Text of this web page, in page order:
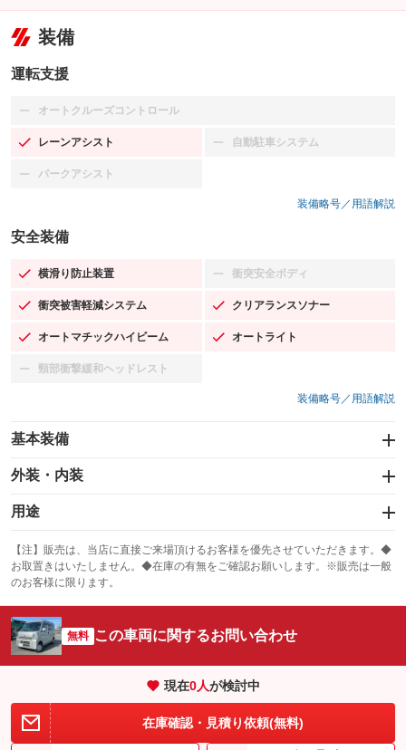
装備
運転支援
オートクルーズコントロール
：装備なし
レーンアシスト
：装備あり 自動駐車システム
：装備なし
パークアシスト
：装備なし
装備略号／用語解説
安全装備
横滑り防止装置
：装備あり 衝突安全ボディ
：装備なし
衝突被害軽減システム
：装備あり クリアランスソナー
：装備あり
オートマチックハイビーム
：装備あり オートライト
：装備あり
頸部衝撃緩和ヘッドレスト
：装備なし
装備略号／用語解説
基本装備
エアバッグ：運転席/助手席
：装備あり
：装備あり
エアコン
：装備あり Wエアコン
：装備なし
：装備なし ：装備あり
ダウンヒルアシストコントロール
：装備なし
：装備あり ：装備なし
ドライブレコーダー
USB入力端子
：装備なし Bluetooth接続
：装備なし
外装・内装
カーナビ：メモリーナビ他
：装備あり
：装備あり
オーディオ：CDまたはCDチェンジャー
：装備あり
ビジュアル：-／DVD再生
：装備あり
アルミホイール
：装備なし
革シート ハーフレザーシート
：装備あり ：装備なし
HID(キセノンライト)
：装備なし ポータブルナビ
用途
冷凍（中温 -5℃）
：装備なし 冷凍（低温 -20℃）
：装備なし
冷凍（超低温 -30℃以下）
：装備なし 冷蔵
保冷 低床
全低床（フルフラットロー）
：装備なし 高床
：装備なし
装備略号／用語解説
【注】販売は、当店に直接ご来場頂けるお客様を優先させていただきます。◆
お取置きはいたしません。◆在庫の有無をご確認お願いします。※販売は一般
のお客様に限ります。
無料 この車両に関するお問い合わせ
現在0人が検討中
在庫確認・見積り依頼(無料)